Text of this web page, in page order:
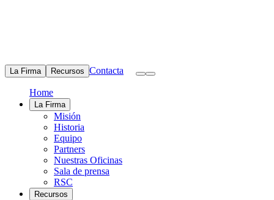
La Firma Recursos Contacta
Home
La Firma
Misión
Historia
Equipo
Partners
Nuestras Oficinas
Sala de prensa
RSC
Recursos